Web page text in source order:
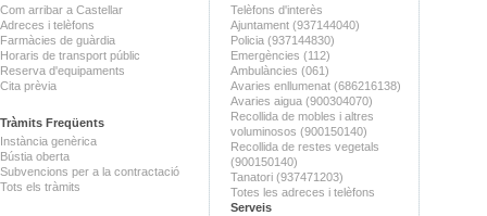
Com arribar a Castellar
Adreces i telèfons
Farmàcies de guàrdia
Horaris de transport públic
Reserva d'equipaments
Cita prèvia
Tràmits Freqüents
Instància genèrica
Bústia oberta
Subvencions per a la contractació
Tots els tràmits
Telèfons d'interès
Ajuntament (937144040)
Policia (937144830)
Emergències (112)
Ambulàncies (061)
Avaries enllumenat (686216138)
Avaries aigua (900304070)
Recollida de mobles i altres
voluminosos (900150140)
Recollida de restes vegetals
(900150140)
Tanatori (937471203)
Totes les adreces i telèfons
Serveis